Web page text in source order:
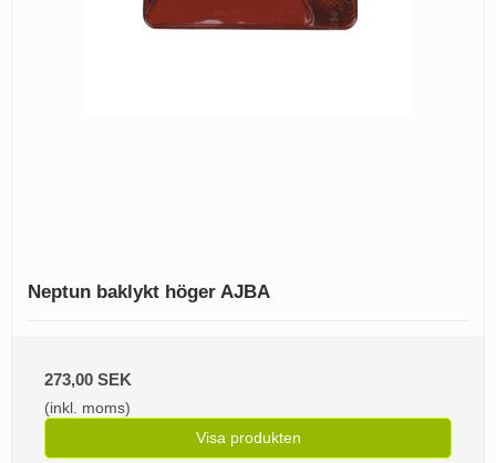
Neptun baklykt höger AJBA
273,00 SEK
(inkl. moms)
Visa produkten